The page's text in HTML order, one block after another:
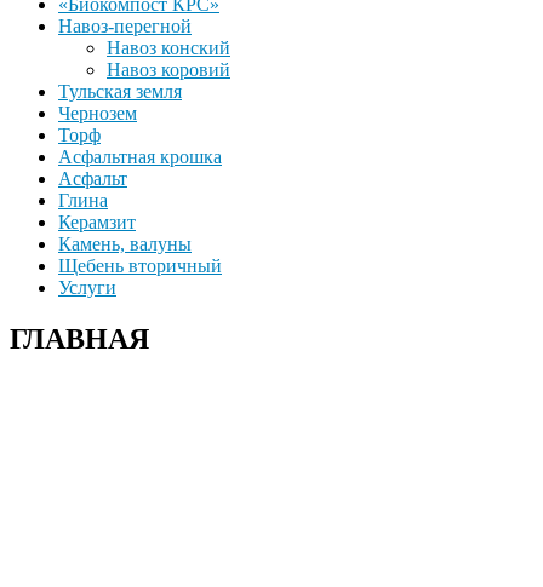
«Биокомпост КРС»
Навоз-перегной
Навоз конский
Навоз коровий
Тульская земля
Чернозем
Торф
Асфальтная крошка
Асфальт
Глина
Керамзит
Камень, валуны
Щебень вторичный
Услуги
ГЛАВНАЯ